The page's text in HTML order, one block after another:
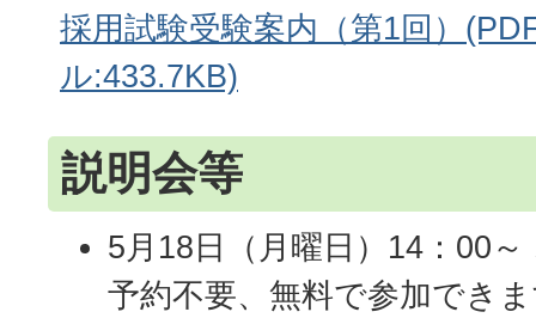
採用試験受験案内（第1回）
ル:433.7KB)
説明会等
5月18日（月曜日）14：00
予約不要、無料で参加でき